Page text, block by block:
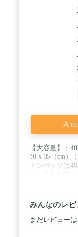
【大容量】：
30 x 35（cm）
トンバッグは
ます。靴収納
も別の空間に
40Lは運動と2-
は長距離旅行
み】：重さは
みんなのレビ
まだレビュー